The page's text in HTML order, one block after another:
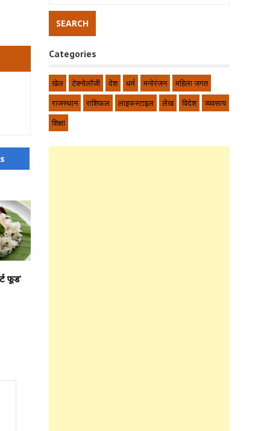
फूड’
Categories
खेल टेक्नोलॉजी देश धर्म मनोरंजन
महिला जगत
राजस्थान
राशिफल लाइफस्टाइल लेख विदेश
व्यवसाय
शिक्षा